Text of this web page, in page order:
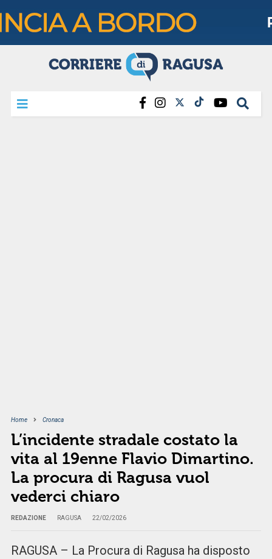
Home Cronaca
L’incidente stradale costato la
vita al 19enne Flavio Dimartino.
La procura di Ragusa vuol
vederci chiaro
REDAZIONE RAGUSA 22/02/2026
RAGUSA – La Procura di Ragusa ha disposto